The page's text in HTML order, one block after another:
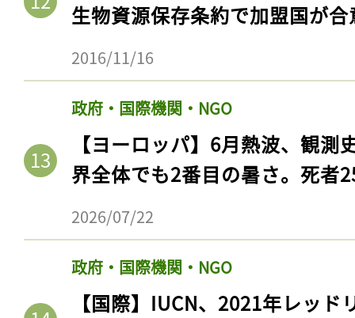
生物資源保存条約で加盟国が合
2016/11/16
政府・国際機関・NGO
【ヨーロッパ】6月熱波、観
界全体でも2番目の暑さ。死者
2026/07/22
政府・国際機関・NGO
【国際】IUCN、2021年レッ
記事をお気に入りに
ログインが必
ログイン